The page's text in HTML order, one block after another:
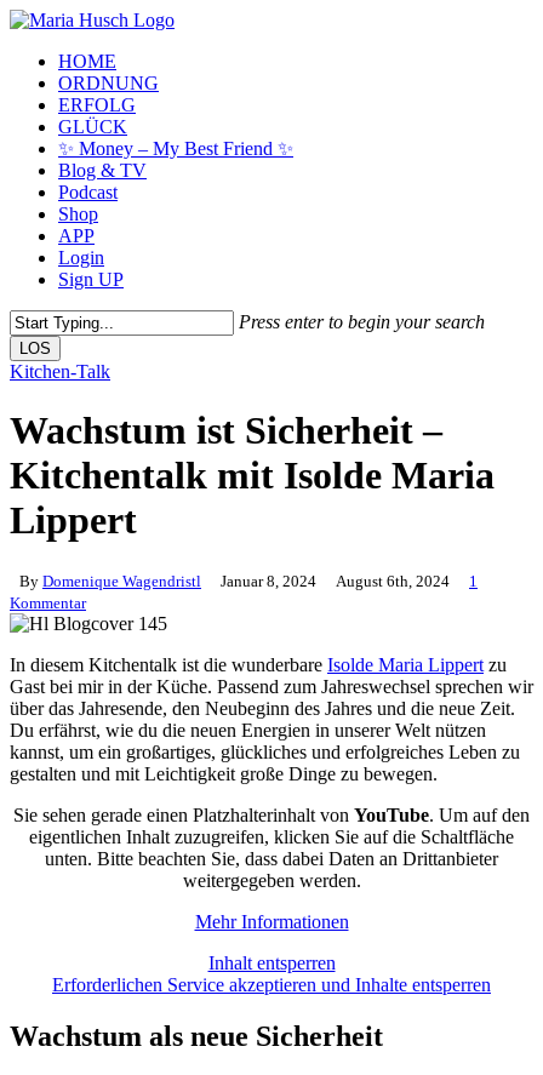
Skip
main
content
Menu
HOME
ORDNUNG
ERFOLG
GLÜCK
✨ Money – My Best Friend ✨
Blog & TV
Podcast
Shop
APP
Login
Sign UP
Press enter to begin your search
LOS
Close
Kitchen-Talk
Wachstum ist Sicherheit –
Kitchentalk mit Isolde Maria
Lippert
By Domenique Wagendristl Januar 8, 2024 August 6th, 2024
1
Kommentar
In diesem Kitchentalk ist die wunderbare Isolde Maria Lippert zu
Gast bei mir in der Küche. Passend zum Jahreswechsel sprechen wir
über das Jahresende, den Neubeginn des Jahres und die neue Zeit.
Du erfährst, wie du die neuen Energien in unserer Welt nützen
kannst, um ein großartiges, glückliches und erfolgreiches Leben zu
gestalten und mit Leichtigkeit große Dinge zu bewegen.
Sie sehen gerade einen Platzhalterinhalt von YouTube. Um auf den
eigentlichen Inhalt zuzugreifen, klicken Sie auf die Schaltfläche
unten. Bitte beachten Sie, dass dabei Daten an Drittanbieter
weitergegeben werden.
Mehr Informationen
Inhalt entsperren
Erforderlichen Service akzeptieren und Inhalte entsperren
Wachstum als neue Sicherheit